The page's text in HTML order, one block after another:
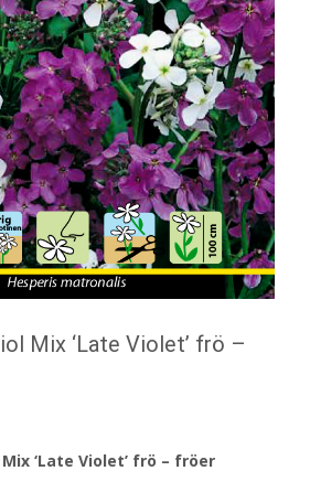
Mix ‘Late Violet’ frö –
‘Late Violet’ frö – fröer